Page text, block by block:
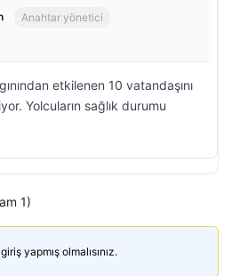
Anahtar yönetici
etkilenen 10 vatandaşını
Yolcuların sağlık durumu
1)
yapmış olmalısınız.